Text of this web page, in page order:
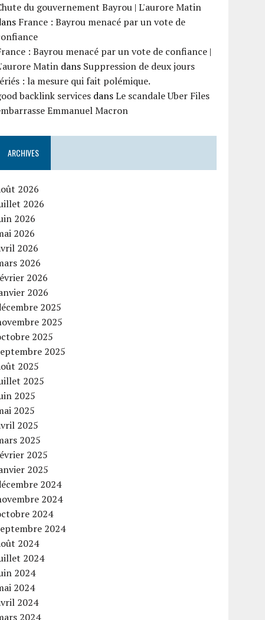
du gouvernement Bayrou | L'aurore Matin
France : Bayrou menacé par un vote de
: Bayrou menacé par un vote de confiance |
Matin dans Suppression de deux jours
: la mesure qui fait polémique.
backlink services dansLe scandale Uber Files
Emmanuel Macron
ARCHIVES
2026
2026
2026
2026
2026
2026
2026
2026
2025
2025
2025
2025
2025
2025
2025
2025
2025
2025
2025
2025
2024
2024
2024
2024
2024
2024
2024
2024
2024
2024